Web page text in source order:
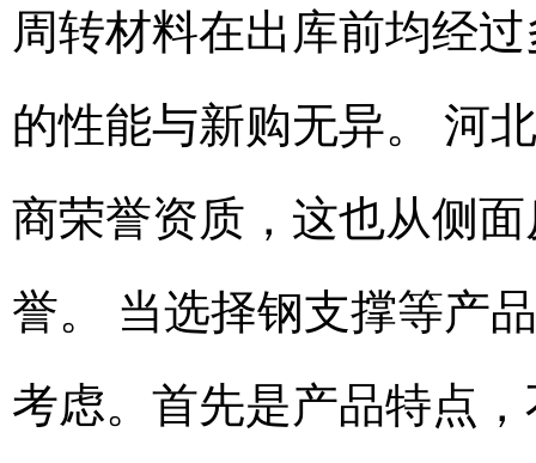
周转材料在出库前均经
的性能与新购无异。 河
商荣誉资质，这也从侧
誉。 当选择钢支撑等产
考虑。首先是产品特点